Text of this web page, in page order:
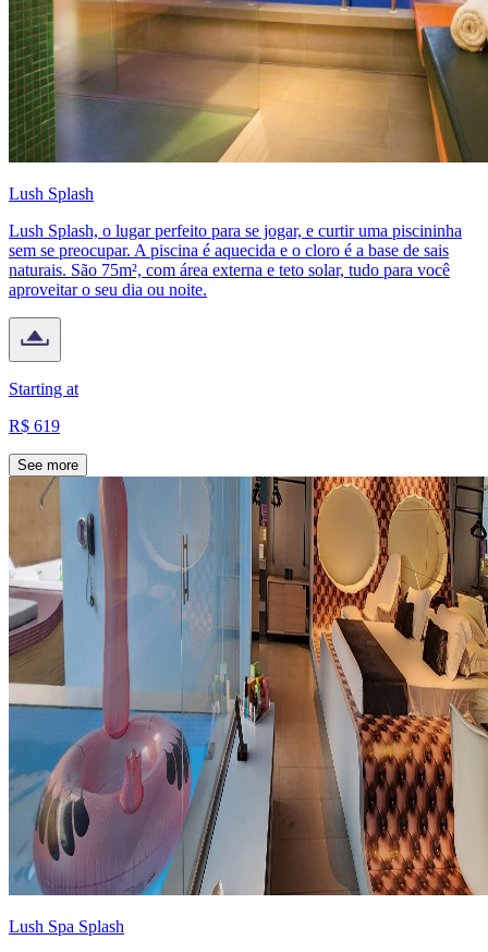
Lush Splash
Lush Splash, o lugar perfeito para se jogar, e curtir uma piscininha
sem se preocupar. A piscina é aquecida e o cloro é a base de sais
naturais. São 75m², com área externa e teto solar, tudo para você
aproveitar o seu dia ou noite.
Starting at
R$ 619
See more
Lush Spa Splash